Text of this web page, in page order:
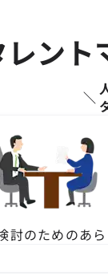
ント
討のためのあ